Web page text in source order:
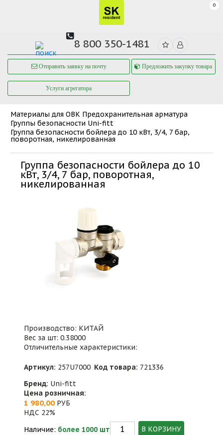
0
8 800 350-1481
Отправить заявку на почту Предложить закупку товара
Услуги агрегатора
Материалы для ОВК Предохранительная арматура
Группы безопасности Uni-fitt
Группа безопасности бойлера до 10 кВт, 3/4, 7 бар,
поворотная, никелированная
Группа безопасности бойлера до 10
кВт, 3/4, 7 бар, поворотная,
никелированная
Производство: КИТАЙ
Вес за шт: 0.38000
Отличительные характеристики:
Артикул: 257U7000 Код товара: 721336
Бренд: Uni-fitt
Цена розничная:
1 980,00 РУБ
НДС 22%
Наличие: более 1000 шт В КОРЗИНУ